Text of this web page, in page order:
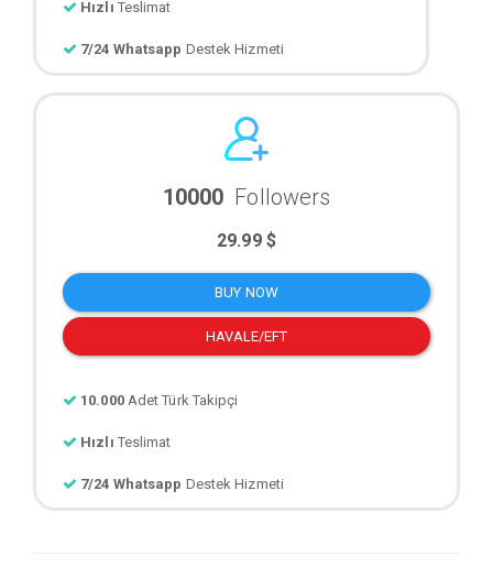
Hızlı Teslimat
7/24 Whatsapp Destek Hizmeti
10000 Followers
29.99 $
BUY NOW
HAVALE/EFT
10.000 Adet Türk Takipçi
Hızlı Teslimat
7/24 Whatsapp Destek Hizmeti